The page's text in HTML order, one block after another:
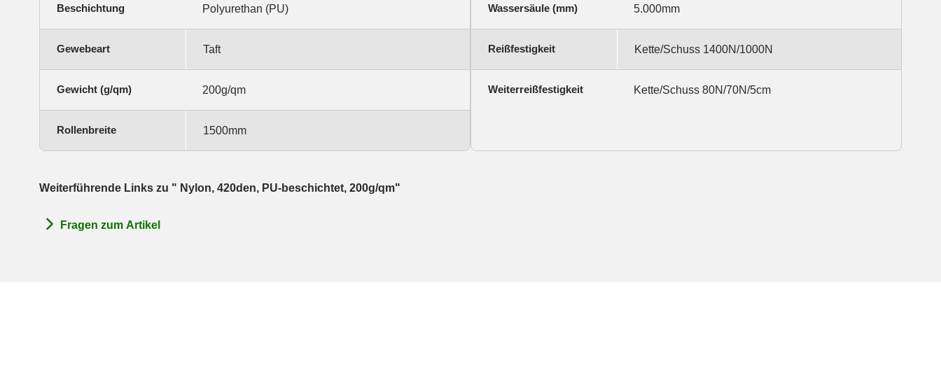
Beschichtung Polyurethan (PU)
Gewebeart Taft
Gewicht (g/qm) 200g/qm
Rollenbreite 1500mm
Wassersäule (mm) 5.000mm
Reißfestigkeit Kette/Schuss 1400N/1000N
Weiterreißfestigkeit Kette/Schuss 80N/70N/5cm
Weiterführende Links zu " Nylon, 420den, PU-beschichtet, 200g/qm"
Fragen zum Artikel